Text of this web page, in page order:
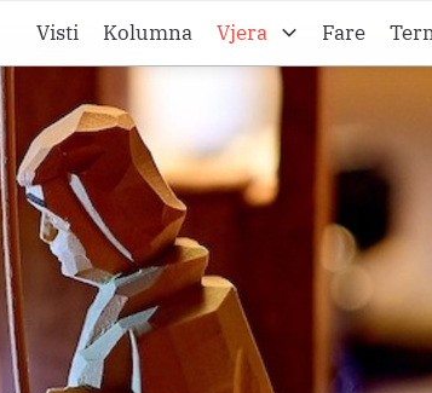
Visti Kolumna
Vjera
Liturgijsko ljeto B
Liturgijsko ljeto C
Pobožnosti
Meditacije
Fare
O Željezanskoj
O Gradišćanski
O Hrvatskom
Impressum
Datenschutz